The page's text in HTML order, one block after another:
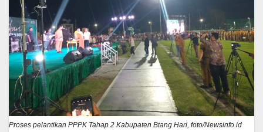
Proses pelantikan PPPK Tahap 2 Kabupaten Btang Hari, foto/Newsinfo.id